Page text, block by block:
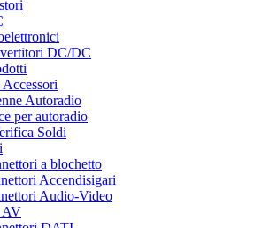
DC/DC
Autoradio
per autoradio
Soldi
a blochetto
Accendisigari
Audio-Video
AV